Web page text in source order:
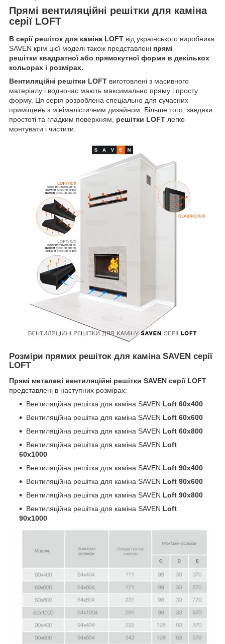
Прямі вентиляційні решітки для каміна
серії LOFT
В серії решіток для каміна LOFT від українського виробника
SAVEN крім цієї моделі також представлені прямі
решітки квадратної або прямокутної форми в декількох
кольорах і розмірах.
Вентиляційні решітки LOFT виготовлені з масивного
матеріалу і водночас мають максимально пряму і просту
форму. Ця серія розроблена спеціально для сучасних
приміщень з мінімалістичним дизайном. Більше того, завдяки
простоті та гладким поверхням, решітки LOFT легко
монтувати і чистити.
Розміри прямих решіток для каміна SAVEN серії
LOFT
Прямі металеві вентиляційні решітки SAVEN серії LOFT
представлені в наступних розмірах:
Вентиляційна решітка для каміна SAVEN Loft 60х400
Вентиляційна решітка для каміна SAVEN Loft 60х600
Вентиляційна решітка для каміна SAVEN Loft 60х800
Вентиляційна решітка для каміна SAVEN Loft
60х1000
Вентиляційна решітка для каміна SAVEN Loft 90х400
Вентиляційна решітка для каміна SAVEN Loft 90х600
Вентиляційна решітка для каміна SAVEN Loft 90х800
Вентиляційна решітка для каміна SAVEN Loft
90х1000